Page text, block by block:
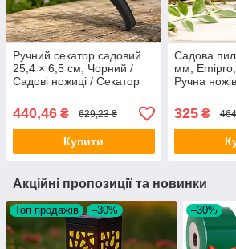
Ручний секатор садовий
25,4 × 6,5 см, Чорний /
Садові ножиці / Секатор
секатор
мультифункціональні
440,46 ₴ 629,23 ₴
Купити
Садова
мм,
Ручна
для обрізки
325₴
Акційні пропозиції та новинки
Топ продажів –30% –30%